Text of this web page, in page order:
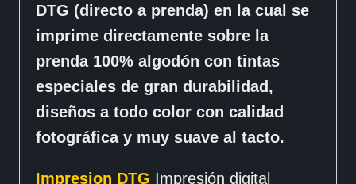
DTG (directo a prenda) en la cual se
imprime directamente sobre la
prenda 100% algodón con tintas
especiales de gran durabilidad,
diseños a todo color con calidad
fotográfica y muy suave al tacto.
Impresion DTG Impresión digital